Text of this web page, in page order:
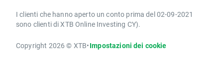
I clienti che hanno aperto un conto prima del 02-09-2021
sono clienti di XTB Online Investing CY).
Copyright 2026 © XTB•Impostazioni dei cookie